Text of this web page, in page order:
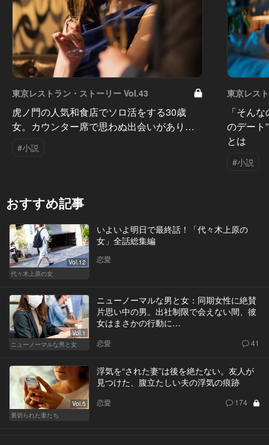
東京レストラン・ストーリー Vol.43
虎ノ門の人気和食店でソロ活をする30歳
女。カウンター席で思わぬ出会いがあり…
#小説
東京レス
「そん
のデート
とは
#小説
おすすめ記事
Vol.12
代々木上原の女
いよいよ明日で最終話！「代々木上原の
女」全話総集編
恋愛
Vol.1
ニューノーマルな男と女
ニューノーマルな男と女：同期女性に絶賛
片思い中の男。出社制限で会えない間、彼
女はまさかの行動に…
恋愛 41
Vol.5
裏切られた妻たち
浮気を“された妻”は後を絶たない。友人が
見つけた、腹立たしい夫の浮気の痕跡
恋愛 174